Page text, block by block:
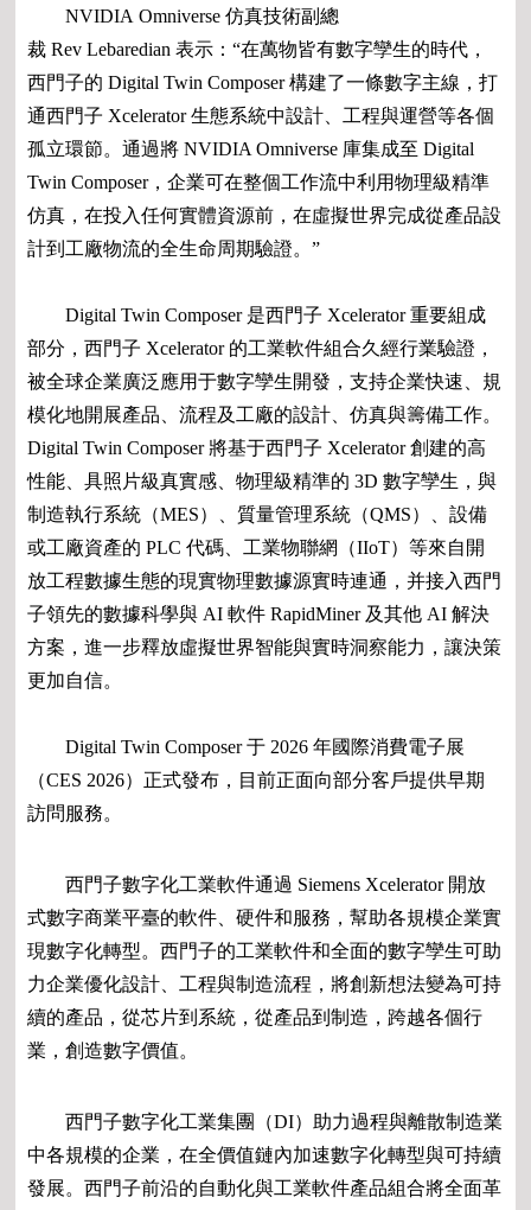
NVIDIA Omniverse 仿真技術副總
裁 Rev Lebaredian 表示：“在萬物皆有數字孿生的時代，
西門子的 Digital Twin Composer 構建了一條數字主線，打
通西門子 Xcelerator 生態系統中設計、工程與運營等各個
孤立環節。通過將 NVIDIA Omniverse 庫集成至 Digital
Twin Composer，企業可在整個工作流中利用物理級精準
仿真，在投入任何實體資源前，在虛擬世界完成從產品設
計到工廠物流的全生命周期驗證。”
Digital Twin Composer 是西門子 Xcelerator 重要組成
部分，西門子 Xcelerator 的工業軟件組合久經行業驗證，
被全球企業廣泛應用于數字孿生開發，支持企業快速、規
模化地開展產品、流程及工廠的設計、仿真與籌備工作。
Digital Twin Composer 將基于西門子 Xcelerator 創建的高
性能、具照片級真實感、物理級精準的 3D 數字孿生，與
制造執行系統（MES）、質量管理系統（QMS）、設備
或工廠資產的 PLC 代碼、工業物聯網（IIoT）等來自開
放工程數據生態的現實物理數據源實時連通，并接入西門
子領先的數據科學與 AI 軟件 RapidMiner 及其他 AI 解決
方案，進一步釋放虛擬世界智能與實時洞察能力，讓決策
更加自信。
Digital Twin Composer 于 2026 年國際消費電子展
（CES 2026）正式發布，目前正面向部分客戶提供早期
訪問服務。
西門子數字化工業軟件通過 Siemens Xcelerator 開放
式數字商業平臺的軟件、硬件和服務，幫助各規模企業實
現數字化轉型。西門子的工業軟件和全面的數字孿生可助
力企業優化設計、工程與制造流程，將創新想法變為可持
續的產品，從芯片到系統，從產品到制造，跨越各個行
業，創造數字價值。
西門子數字化工業集團（DI）助力過程與離散制造業
中各規模的企業，在全價值鏈內加速數字化轉型與可持續
發展。西門子前沿的自動化與工業軟件產品組合將全面革